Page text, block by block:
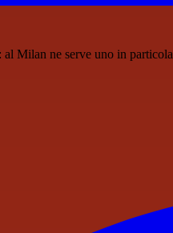
Milan ne serve uno in